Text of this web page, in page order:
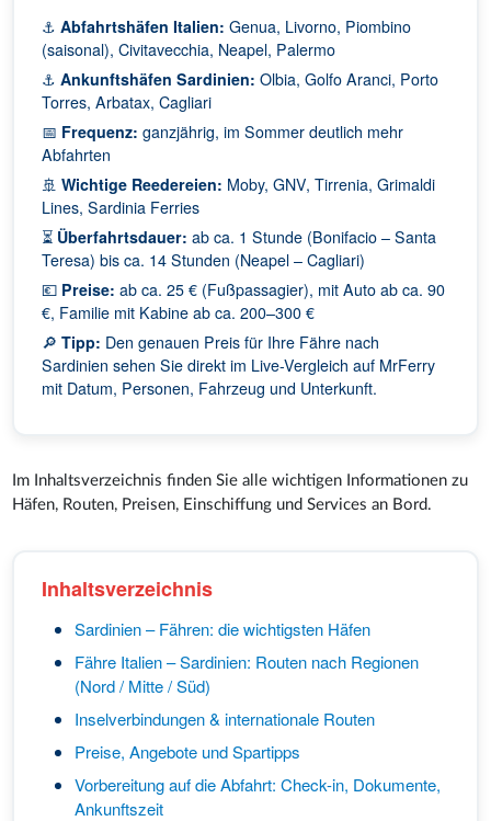
⚓Abfahrtshäfen Italien: Genua, Livorno, Piombino
(saisonal), Civitavecchia, Neapel, Palermo
⚓Ankunftshäfen Sardinien: Olbia, Golfo Aranci, Porto
Torres, Arbatax, Cagliari
📅 Frequenz: ganzjährig, im Sommer deutlich mehr
Abfahrten
🚢Wichtige Reedereien: Moby, GNV, Tirrenia, Grimaldi
Lines, Sardinia Ferries
⏳ Überfahrtsdauer: ab ca. 1 Stunde (Bonifacio – Santa
Teresa) bis ca. 14 Stunden (Neapel – Cagliari)
💶 Preise: ab ca. 25 € (Fußpassagier), mit Auto ab ca. 90
€, Familie mit Kabine ab ca. 200–300 €
🔎Tipp: Den genauen Preis für Ihre Fähre nach
Sardinien sehen Sie direkt im Live-Vergleich auf MrFerry
mit Datum, Personen, Fahrzeug und Unterkunft.
Im Inhaltsverzeichnis finden Sie alle wichtigen Informationen zu
Häfen, Routen, Preisen, Einschiffung und Services an Bord.
Inhaltsverzeichnis
Sardinien – Fähren: die wichtigsten Häfen
Fähre Italien – Sardinien: Routen nach Regionen
(Nord / Mitte / Süd)
Inselverbindungen & internationale Routen
Preise, Angebote und Spartipps
Vorbereitung auf die Abfahrt: Check-in, Dokumente,
Ankunftszeit